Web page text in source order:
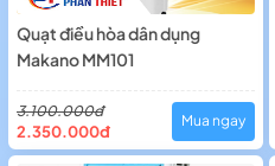
Quạt điều hòa dân dụng
Makano MM101
Mua ngay
3.100.000đ
2.350.000đ